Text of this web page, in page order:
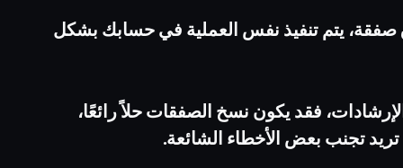
صفقة، يتم تنفيذ نفس العملية في ‏حسابك بشكل
فقد يكون نسخ ‏الصفقات حلاً رائعًا،
تجنب ‏بعض الأخطاء الشائعة.‏